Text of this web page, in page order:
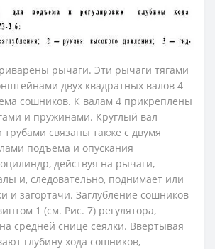
рычаги. Эти рыча­ги тягами
двух квадратных валов 4
сошников. К валам 4 прикреплены
и пружинами. Круглый вал
связаны также с двумя
подъема и опускания
действуя на рычаги,
и, следовательно, поднимает или
и загортачи. Заглубление сошников
1 (см. Рис. 7) регулятора,
средней снице сеялки. Ввертывая
глубину хода сошников,